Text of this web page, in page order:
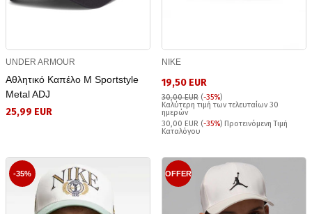
UNDER ARMOUR
Αθλητικό Καπέλο M Sportstyle
Metal ADJ
25,99 EUR
NIKE
19,50 EUR
30,00 EUR (-35%)
Καλύτερη τιμή των τελευταίων 30
ημερών
30,00 EUR (-35%) Προτεινόμενη Τιμή
Καταλόγου
-35% OFFER